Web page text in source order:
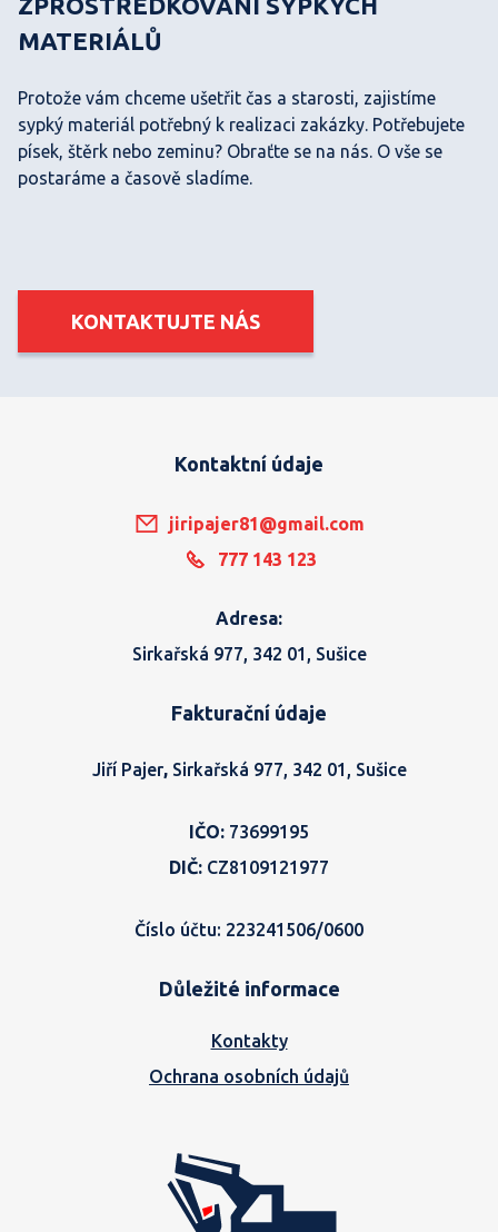
MATERIÁLŮ
Protože vám chceme ušetřit čas a starosti, zajistíme
sypký materiál potřebný k realizaci zakázky. Potřebujete
písek, štěrk nebo zeminu? Obraťte se na nás. O vše se
postaráme a časově sladíme.
KONTAKTUJTE NÁS
Kontaktní údaje
jiripajer81@gmail.com
777 143 123
Adresa:
Sirkařská 977, 342 01, Sušice
Fakturační údaje
Jiří Pajer, Sirkařská 977, 342 01, Sušice
IČO: 73699195
DIČ: CZ8109121977
Číslo účtu: 223241506/0600
Důležité informace
Kontakty
Ochrana osobních údajů